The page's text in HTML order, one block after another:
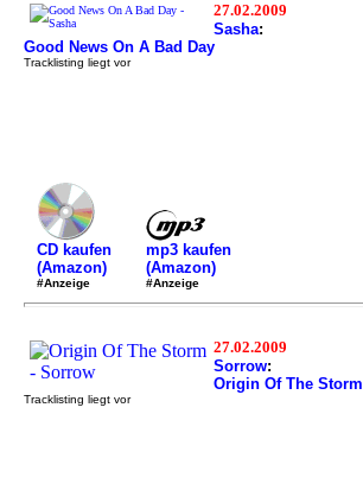
27.02.2009
Sasha:
Good News On A Bad Day
Tracklisting liegt vor
CD kaufen
(Amazon)
#Anzeige
mp3 kaufen
(Amazon)
#Anzeige
27.02.2009
Sorrow:
Origin Of The Storm
Tracklisting liegt vor